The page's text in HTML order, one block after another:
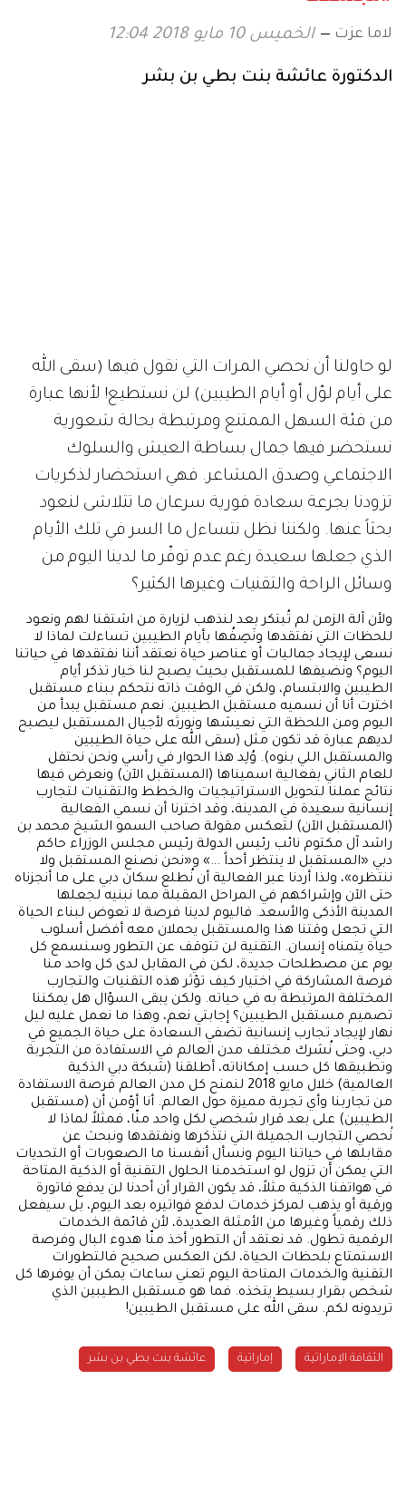
لاما عزت الخميس 10 مايو 2018 12:04
الدكتورة عائشة بنت بطي بن بشر
لو حاولنا أن نحصي المرات التي نقول فيها (سقى الله
على أيام لوّل أو أيام الطيبين) لن نستطيع! لأنها عبارة
من فئة السهل الممتنع ومرتبطة بحالة شعورية
نستحضر فيها جمال بساطة العيش والسلوك
الاجتماعي وصدق المشاعر. فهي استحضار لذكريات
تزودنا بجرعة سعادة فورية سرعان ما تتلاشى لنعود
بحثاً عنها. ولكننا نظل نتساءل ما السر في تلك الأيام
الذي جعلها سعيدة رغم عدم توفّر ما لدينا اليوم من
وسائل الراحة والتقنيات وغيرها الكثير؟
ولأن آلة الزمن لم تُبتكر بعد لنذهب لزيارة من اشتقنا لهم ونعود
للحظات التي نفتقدها ونَصِفُها بأيام الطيبين تساءلت لماذا لا
نسعى لإيجاد جماليات أو عناصر حياة نعتقد أننا نفتقدها في حياتنا
اليوم؟ ونضيفها للمستقبل بحيث يصبح لنا خيار تذكر أيام
الطيبين والابتسام، ولكن في الوقت ذاته نتحكم ببناء مستقبل
اخترت أنا أن نسميه مستقبل الطيبين. نعم مستقبل يبدأ من
اليوم ومن اللحظة التي نعيشها ونورثه لأجيال المستقبل ليصبح
لديهم عبارة قد تكون مثل (سقى الله على حياة الطيبين
والمستقبل اللي بنوه). وُلِد هذا الحوار في رأسي ونحن نحتفل
للعام الثاني بفعالية اسميناها (المستقبل الآن) ونعرض فيها
نتائج عملنا لتحويل الاستراتيجيات والخطط والتقنيات لتجارب
إنسانية سعيدة في المدينة، وقد اخترنا أن نسمي الفعالية
(المستقبل الآن) لتعكس مقولة صاحب السمو الشيخ محمد بن
راشد آل مكتوم نائب رئيس الدولة رئيس مجلس الوزراء حاكم
دبي «المستقبل لا ينتظر أحداً ...» و«نحن نصنع المستقبل ولا
ننتظره»، ولذا أردنا عبر الفعالية أن نُطلع سكان دبي على ما أنجزناه
حتى الآن وإشراكهم في المراحل المقبلة مما نبنيه لجعلها
المدينة الأذكى والأسعد. فاليوم لدينا فرصة لا تعوض لبناء الحياة
التي تجعل وقتنا هذا والمستقبل يحملان معه أفضل أسلوب
حياة يتمناه إنسان. التقنية لن تتوقف عن التطور وسنسمع كل
يوم عن مصطلحات جديدة، لكن في المقابل لدى كل واحد منا
فرصة المشاركة في اختيار كيف تؤثر هذه التقنيات والتجارب
المختلفة المرتبطة به في حياته. ولكن يبقى السؤال هل يمكننا
تصميم مستقبل الطيبين؟ إجابتي نعم، وهذا ما نعمل عليه ليل
نهار لإيجاد تجارب إنسانية تضفي السعادة على حياة الجميع في
دبي، وحتى نُشرك مختلف مدن العالم في الاستفادة من التجربة
وتطبيقها كل حسب إمكاناته، أطلقنا (شبكة دبي الذكية
العالمية) خلال مايو 2018 لنمنح كل مدن العالم فرصة الاستفادة
من تجاربنا وأي تجربة مميزة حول العالم. أنا أؤمن أن (مستقبل
الطيبين) على بعد قرار شخصي لكل واحد منّا، فمثلاً لماذا لا
نُحصي التجارب الجميلة التي نتذكرها ونفتقدها ونبحث عن
مقابلها في حياتنا اليوم ونسأل أنفسنا ما الصعوبات أو التحديات
التي يمكن أن تزول لو استخدمنا الحلول التقنية أو الذكية المتاحة
في هواتفنا الذكية مثلاً، قد يكون القرار أن أحدنا لن يدفع فاتورة
ورقية أو يذهب لمركز خدمات لدفع فواتيره بعد اليوم، بل سيفعل
ذلك رقمياً وغيرها من الأمثلة العديدة، لأن قائمة الخدمات
الرقمية تطول. قد نعتقد أن التطور أخذ منّا هدوء البال وفرصة
الاستمتاع بلحظات الحياة، لكن العكس صحيح فالتطورات
التقنية والخدمات المتاحة اليوم تعني ساعات يمكن أن يوفرها كل
شخص بقرار بسيط يتخذه. فما هو مستقبل الطيبين الذي
تريدونه لكم. سقى الله على مستقبل الطيبين!
الثقافة الإماراتية إماراتية عائشة بنت بطي بن بشر